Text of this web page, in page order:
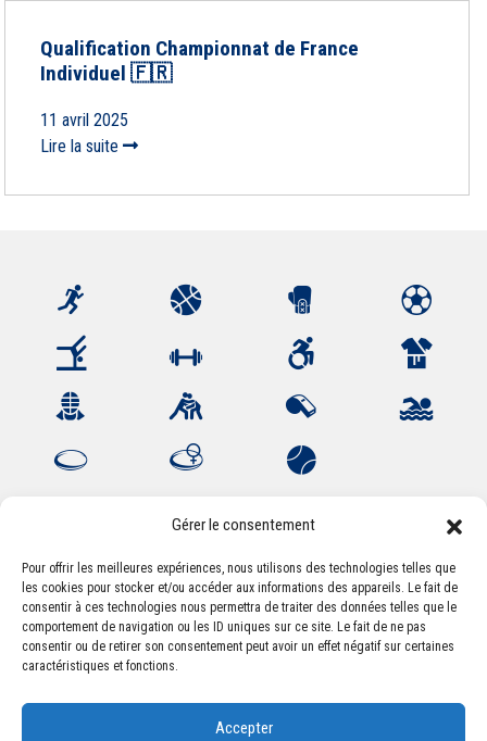
Gérer le consentement
Pour offrir les meilleures expériences, nous utilisons des technologies telles que
les cookies pour stocker et/ou accéder aux informations des appareils. Le fait de
consentir à ces technologies nous permettra de traiter des données telles que le
comportement de navigation ou les ID uniques sur ce site. Le fait de ne pas
consentir ou de retirer son consentement peut avoir un effet négatif sur certaines
caractéristiques et fonctions.
Accepter
Qualification Championnat de France
Individuel 🇫🇷
11 avril 2025
Lire la suite
Association Sportive Montferrandaise
84, boulevard Léon Jouhaux
CS 80221 - 63021 Clermont-Ferrand Cedex 2
accueil@asm-omnisports.com